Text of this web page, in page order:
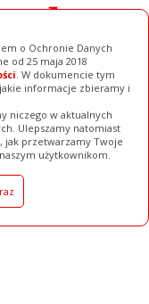
o Ochronie Danych
od 25 maja 2018
. W dokumencie tym
informacje zbieramy i
niczego w aktualnych
Ulepszamy natomiast
jak przetwarzamy Twoje
użytkownikom.
Baza Firm Pełna Wersja